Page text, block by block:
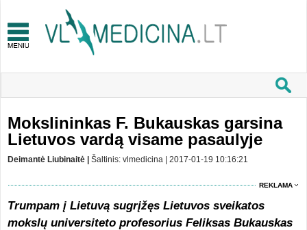
Mokslininkas F. Bukauskas garsina
Lietuvos vardą visame pasaulyje
Deimantė Liubinaitė | Šaltinis: vlmedicina | 2017-01-19 10:16:21
REKLAMA
Trumpam į Lietuvą sugrįžęs Lietuvos sveikatos
mokslų universiteto profesorius Feliksas Bukauskas